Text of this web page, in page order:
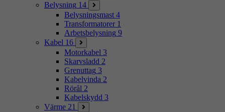
Belysning 14
Belysningsmast 4
Transformatorer 1
Arbetsbelysning 9
Kabel 16
Motorkabel 3
Skarvsladd 2
Grenuttag 3
Kabelvinda 2
Rörål 2
Kabelskydd 3
Värme 21